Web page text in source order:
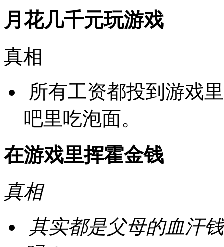
月花几千元玩游戏
真相
所有工资都投到游戏里
吧里吃泡面。
在游戏里挥霍金钱
真相
其实都是父母的血汗钱